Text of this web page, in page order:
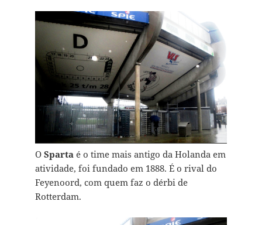
O Spartaé o time mais antigo da Holanda em
atividade, foi fundado em 1888. É o rival do
Feyenoord, com quem faz o dérbi de
Rotterdam.